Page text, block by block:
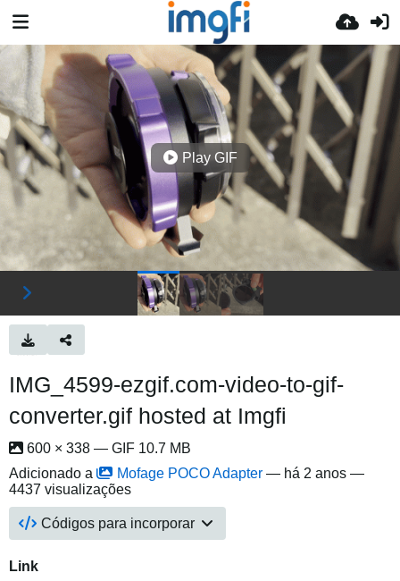
Play GIF
IMG_4599-ezgif.com-video-to-gif-
converter.gif hosted at Imgfi
600 × 338 — GIF 10.7 MB
Adicionado a
Mofage POCO Adapter — há 2 anos —
4437 visualizações
Códigos para incorporar
Link